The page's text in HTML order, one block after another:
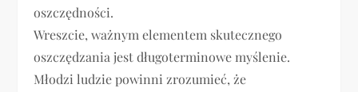
oszczędności.
Wreszcie, ważnym elementem skutecznego
oszczędzania jest długoterminowe myślenie.
Młodzi ludzie powinni zrozumieć, że